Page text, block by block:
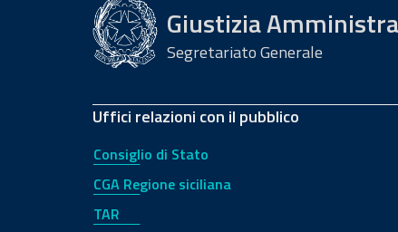
Giustizia
Segretariato Generale
Uffici relazioni con il pubblico
Consiglio di Stato
CGA Regione siciliana
TAR